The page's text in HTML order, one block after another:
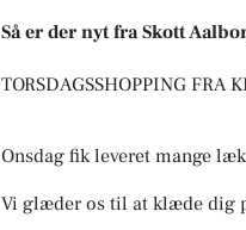
Så er der nyt fra Skott
TORSDAGSSHOPPING FRA
Onsdag fik leveret mange
Vi glæder os til at klæde dig
Åbn opslaget